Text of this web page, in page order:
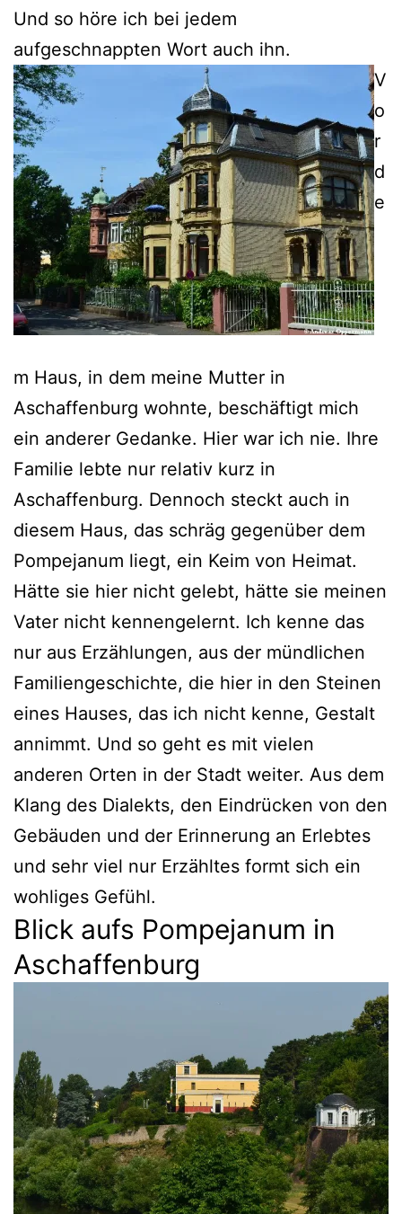
Und so höre ich bei jedem
aufgeschnappten Wort auch ihn.
V
o
r
d
e
m Haus, in dem meine Mutter in
Aschaffenburg wohnte, beschäftigt mich
ein anderer Gedanke. Hier war ich nie. Ihre
Familie lebte nur relativ kurz in
Aschaffenburg. Dennoch steckt auch in
diesem Haus, das schräg gegenüber dem
Pompejanum liegt, ein Keim von Heimat.
Hätte sie hier nicht gelebt, hätte sie meinen
Vater nicht kennengelernt. Ich kenne das
nur aus Erzählungen, aus der mündlichen
Familiengeschichte, die hier in den Steinen
eines Hauses, das ich nicht kenne, Gestalt
annimmt. Und so geht es mit vielen
anderen Orten in der Stadt weiter. Aus dem
Klang des Dialekts, den Eindrücken von den
Gebäuden und der Erinnerung an Erlebtes
und sehr viel nur Erzähltes formt sich ein
wohliges Gefühl.
Blick aufs Pompejanum in
Aschaffenburg